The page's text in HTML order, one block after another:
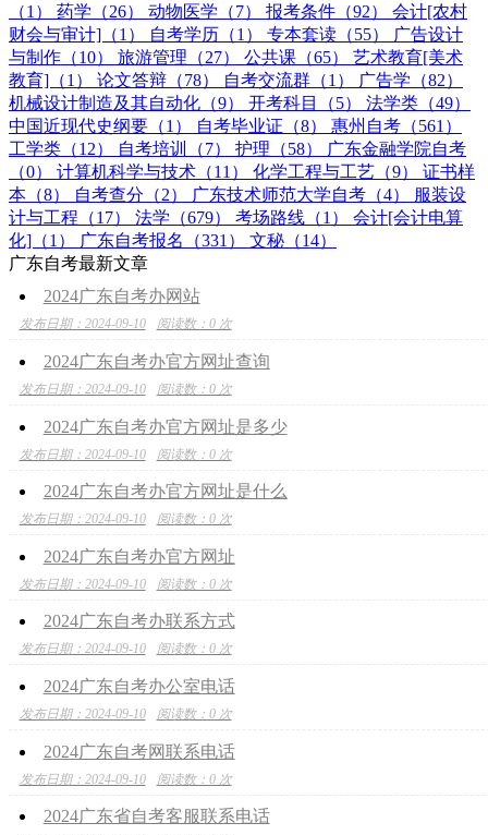
（1）
药学（26） 动物医学（7） 报考条件（92）
会计[农村
财会与审计]（1）
自考学历（1） 专本套读（55）
广告设计
与制作（10）
旅游管理（27） 公共课（65）
艺术教育[美术
教育]（1）
论文答辩（78） 自考交流群（1）
广告学（82）
机械设计制造及其自动化（9）
开考科目（5）
法学类（49）
中国近现代史纲要（1）
自考毕业证（8）
惠州自考（561）
工学类（12）
自考培训（7） 护理（58）
广东金融学院自考
（0）
计算机科学与技术（11） 化学工程与工艺（9）
证书样
本（8）
自考查分（2） 广东技术师范大学自考（4）
服装设
计与工程（17）
法学（679） 考场路线（1）
会计[会计电算
化]（1）
广东自考报名（331）
文秘（14）
广东自考最新文章
2024广东自考办网站
发布日期：2024-09-10 阅读数：0 次
2024广东自考办官方网址查询
发布日期：2024-09-10 阅读数：0 次
2024广东自考办官方网址是多少
发布日期：2024-09-10 阅读数：0 次
2024广东自考办官方网址是什么
发布日期：2024-09-10 阅读数：0 次
2024广东自考办官方网址
发布日期：2024-09-10 阅读数：0 次
2024广东自考办联系方式
发布日期：2024-09-10 阅读数：0 次
2024广东自考办公室电话
发布日期：2024-09-10 阅读数：0 次
2024广东自考网联系电话
发布日期：2024-09-10 阅读数：0 次
2024广东省自考客服联系电话